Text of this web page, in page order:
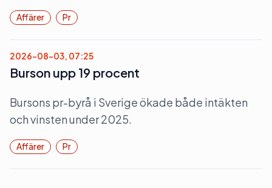
Affärer Pr
2026-08-03, 07:25
Burson upp 19 procent
Bursons pr-byrå i Sverige ökade både intäkten
och vinsten under 2025.
Affärer Pr